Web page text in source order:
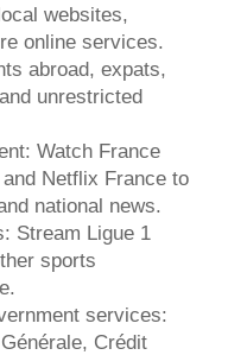
websites,
online services.
abroad, expats,
unrestricted
Watch France
Netflix France to
national news.
Stream Ligue 1
sports
services:
Crédit